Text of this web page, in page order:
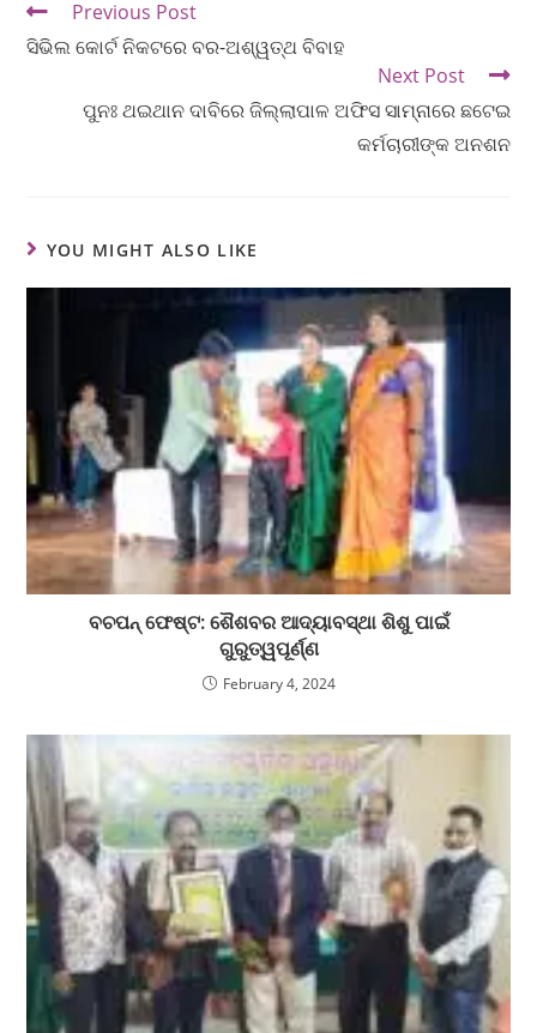
Previous Post
ସିଭିଲ କୋର୍ଟ ନିକଟରେ ବର-ଅଶ୍ୱତ୍ଥ ବିବାହ
Next Post
ପୁନଃ ଥଇଥାନ ଦାବିରେ ଜିଲ୍ଲାପାଳ ଅଫିସ ସାମ୍ନାରେ ଛଟେଇ
କର୍ମଚାରୀଙ୍କ ଅନଶନ
YOU MIGHT ALSO LIKE
ବଚପନ୍ ଫେଷ୍ଟ: ଶୈଶବର ଆଦ୍ୟାବସ୍ଥା ଶିଶୁ ପାଇଁ
ଗୁରୁତ୍ୱପୂର୍ଣ୍ଣ
February 4, 2024